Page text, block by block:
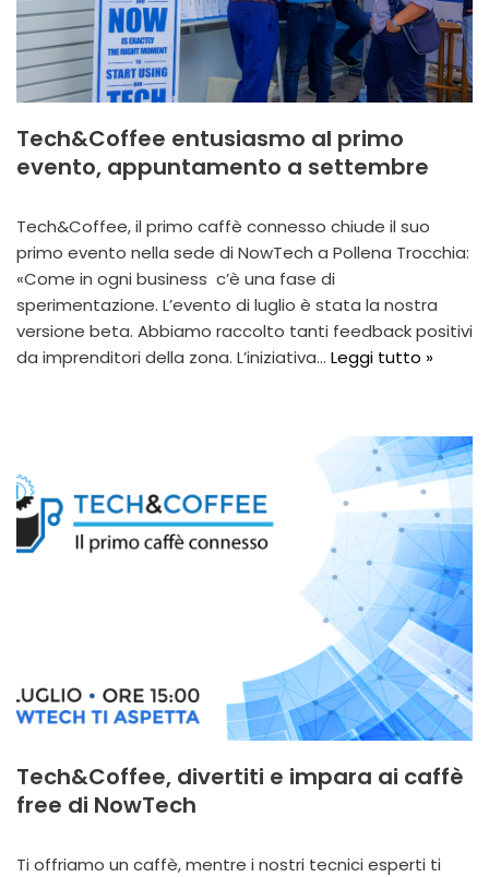
Tech&Coffee entusiasmo al primo
evento, appuntamento a settembre
Tech&Coffee, il primo caffè connesso chiude il suo
primo evento nella sede di NowTech a Pollena Trocchia:
«Come in ogni business c’è una fase di
sperimentazione. L’evento di luglio è stata la nostra
versione beta. Abbiamo raccolto tanti feedback positivi
da imprenditori della zona. L’iniziativa… Leggi tutto »
Tech&Coffee, divertiti e impara ai caffè
free di NowTech
Ti offriamo un caffè, mentre i nostri tecnici esperti ti